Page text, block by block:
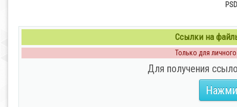
Ссылки на
Только для
Для получения